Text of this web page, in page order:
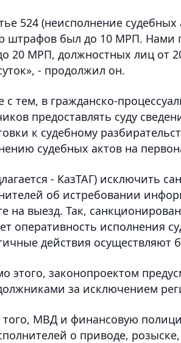
524 (неисполнение
штрафов был до 10 МРП. Нами
20 МРП, должностных лиц от
- продолжил он.
с тем, в гражданско-
предоставлять суду
к судебному
судебных актов на
- КазТАГ) исключить
об истребовании
на выезд. Так,
оперативность исполнения
действия осуществляют
этого, законопроектом
за исключением
МВД и финансовую
о приводе,